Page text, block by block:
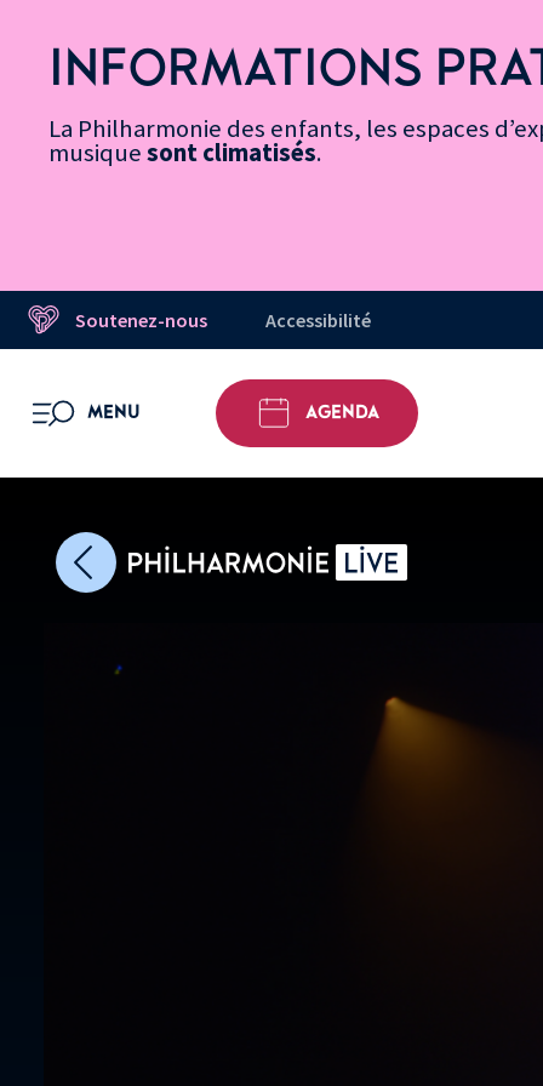
Accessibilité
rapides
contenuMessage d’information
INFORMATIONS
La Philharmonie des enfants, les espaces
musiquesont climatisés.
Soutenez-nous Accessibilité
MENU
OUVRIR LE MENU AGENDA